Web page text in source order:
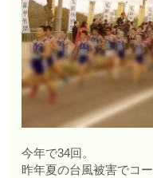
今年で34回。
昨年夏の台風被害でコ